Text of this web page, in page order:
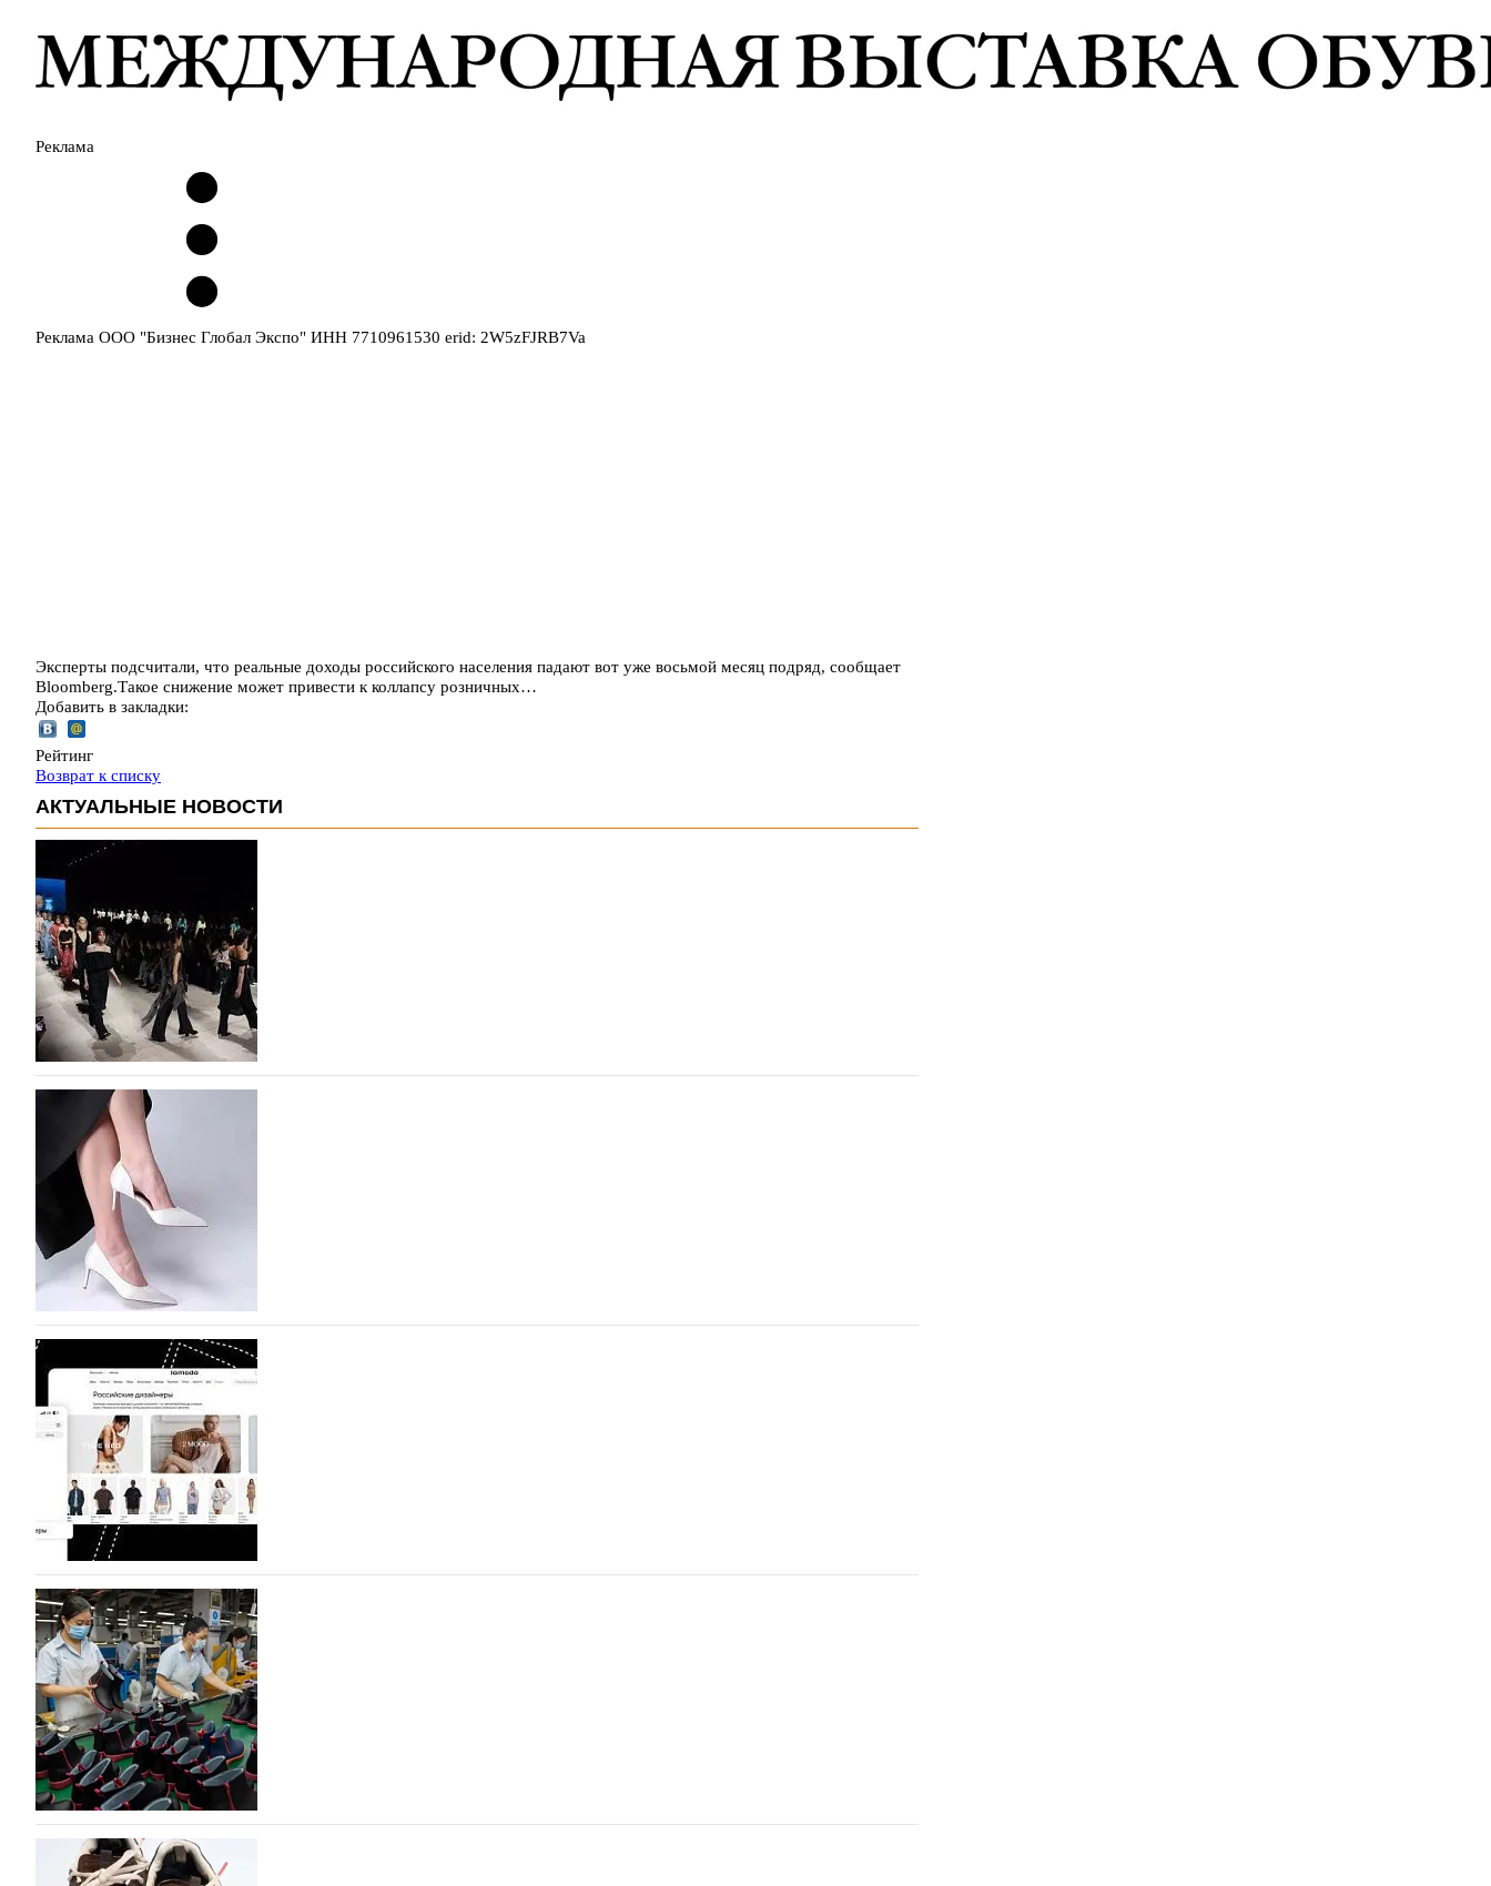
Реклама
Реклама ООО "Бизнес Глобал Экспо" ИНН 7710961530 erid: 2W5zFJRB7Va
Эксперты подсчитали, что реальные доходы российского населения падают вот уже восьмой месяц подряд, сообщает
Bloomberg.Такое снижение может привести к коллапсу розничных…
Добавить в закладки:
Рейтинг
Возврат к списку
АКТУАЛЬНЫЕ НОВОСТИ
На участие в Московской неделе моды подано 1047 заявок
На участие в седьмой Московской неделе моды, которая пройдет в российской столице с 26 сентября по 1
октября, уже подано 1047 заявок. Примерно половину из них (494) прислали дизайнеры, коллекции
которых не были представлены в…
07.08.2026 611
BALLINA представит свои новинки на Euro Shoes
Компания BALLINA Guangzhou Lihuang Footwear Co., Ltd., основанная в 2011 году и расположенная в
Гуанчжоу, столице моды Китая, является профессиональной обувной компанией, объединяющей
разработку, производство и…
07.08.2026 469
На платформе Lamoda - новый раздел и условия продвижения локальных
дизайнерских марок
Российский маркетплейс Lamoda решил обновить раздел для продажи продукции локальных дизайнерских
марок одежды, обуви и аксессуаров. Бренды также получат маркетинговую…
06.08.2026 632
Объем мирового производства обуви в 2025 году практически не увеличился